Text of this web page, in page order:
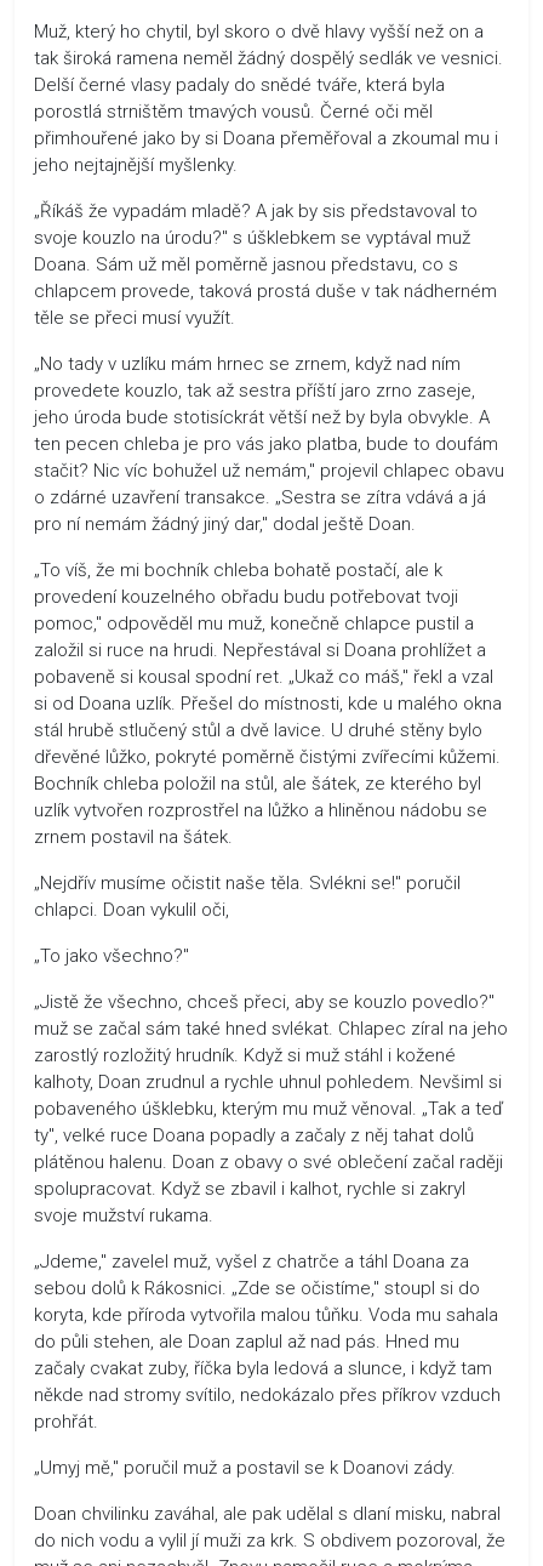
Muž, který ho chytil, byl skoro o dvě hlavy vyšší než on a
tak široká ramena neměl žádný dospělý sedlák ve vesnici.
Delší černé vlasy padaly do snědé tváře, která byla
porostlá strništěm tmavých vousů. Černé oči měl
přimhouřené jako by si Doana přeměřoval a zkoumal mu i
jeho nejtajnější myšlenky.
„Říkáš že vypadám mladě? A jak by sis představoval to
svoje kouzlo na úrodu?" s úšklebkem se vyptával muž
Doana. Sám už měl poměrně jasnou představu, co s
chlapcem provede, taková prostá duše v tak nádherném
těle se přeci musí využít.
„No tady v uzlíku mám hrnec se zrnem, když nad ním
provedete kouzlo, tak až sestra příští jaro zrno zaseje,
jeho úroda bude stotisíckrát větší než by byla obvykle. A
ten pecen chleba je pro vás jako platba, bude to doufám
stačit? Nic víc bohužel už nemám," projevil chlapec obavu
o zdárné uzavření transakce. „Sestra se zítra vdává a já
pro ní nemám žádný jiný dar," dodal ještě Doan.
„To víš, že mi bochník chleba bohatě postačí, ale k
provedení kouzelného obřadu budu potřebovat tvoji
pomoc," odpověděl mu muž, konečně chlapce pustil a
založil si ruce na hrudi. Nepřestával si Doana prohlížet a
pobaveně si kousal spodní ret. „Ukaž co máš," řekl a vzal
si od Doana uzlík. Přešel do místnosti, kde u malého okna
stál hrubě stlučený stůl a dvě lavice. U druhé stěny bylo
dřevěné lůžko, pokryté poměrně čistými zvířecími kůžemi.
Bochník chleba položil na stůl, ale šátek, ze kterého byl
uzlík vytvořen rozprostřel na lůžko a hliněnou nádobu se
zrnem postavil na šátek.
„Nejdřív musíme očistit naše těla. Svlékni se!" poručil
chlapci. Doan vykulil oči,
„To jako všechno?"
„Jistě že všechno, chceš přeci, aby se kouzlo povedlo?"
muž se začal sám také hned svlékat. Chlapec zíral na jeho
zarostlý rozložitý hrudník. Když si muž stáhl i kožené
kalhoty, Doan zrudnul a rychle uhnul pohledem. Nevšiml si
pobaveného úšklebku, kterým mu muž věnoval. „Tak a teď
ty", velké ruce Doana popadly a začaly z něj tahat dolů
plátěnou halenu. Doan z obavy o své oblečení začal raději
spolupracovat. Když se zbavil i kalhot, rychle si zakryl
svoje mužství rukama.
„Jdeme," zavelel muž, vyšel z chatrče a táhl Doana za
sebou dolů k Rákosnici. „Zde se očistíme," stoupl si do
koryta, kde příroda vytvořila malou tůňku. Voda mu sahala
do půli stehen, ale Doan zaplul až nad pás. Hned mu
začaly cvakat zuby, říčka byla ledová a slunce, i když tam
někde nad stromy svítilo, nedokázalo přes příkrov vzduch
prohřát.
„Umyj mě," poručil muž a postavil se k Doanovi zády.
Doan chvilinku zaváhal, ale pak udělal s dlaní misku, nabral
do nich vodu a vylil jí muži za krk. S obdivem pozoroval, že